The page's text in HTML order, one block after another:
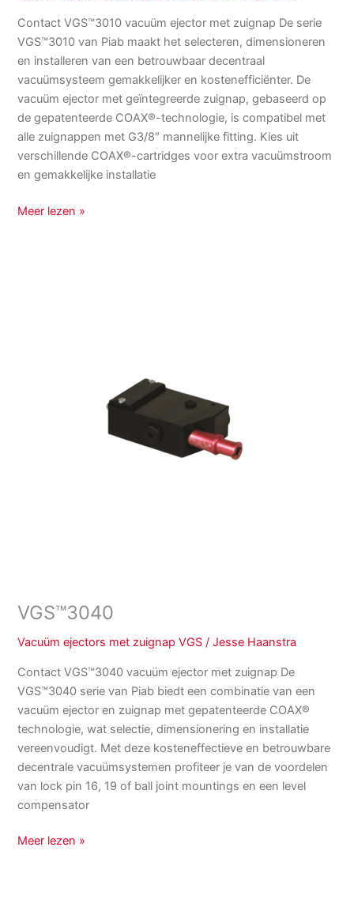
Contact VGS™3010 vacuüm ejector met zuignap De serie
VGS™3010 van Piab maakt het selecteren, dimensioneren
en installeren van een betrouwbaar decentraal
vacuümsysteem gemakkelijker en kostenefficiënter. De
vacuüm ejector met geïntegreerde zuignap, gebaseerd op
de gepatenteerde COAX®-technologie, is compatibel met
alle zuignappen met G3/8″ mannelijke fitting. Kies uit
verschillende COAX®-cartridges voor extra vacuümstroom
en gemakkelijke installatie
Meer lezen »
VGS™3040
Vacuüm ejectors met zuignap VGS /Jesse Haanstra
Contact VGS™3040 vacuüm ejector met zuignap De
VGS™3040 serie van Piab biedt een combinatie van een
vacuüm ejector en zuignap met gepatenteerde COAX®
technologie, wat selectie, dimensionering en installatie
vereenvoudigt. Met deze kosteneffectieve en betrouwbare
decentrale vacuümsystemen profiteer je van de voordelen
van lock pin 16, 19 of ball joint mountings en een level
compensator
Meer lezen »